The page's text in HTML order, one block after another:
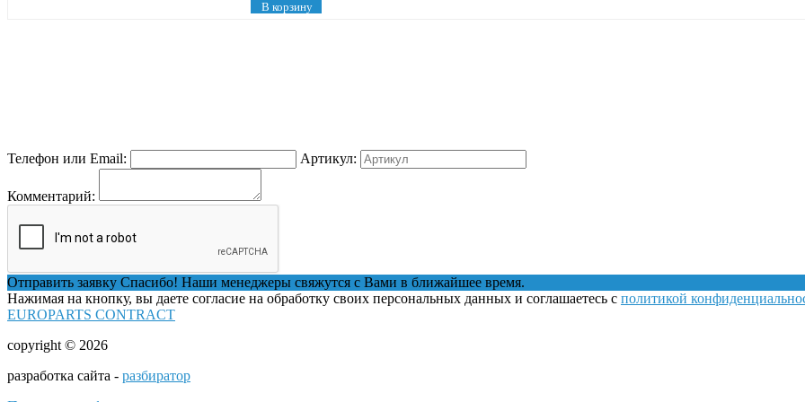
В корзину
Телефон или Email: Артикул:
Комментарий:
Отправить заявку Спасибо! Наши менеджеры свяжутся с Вами в ближайшее время.
Нажимая на кнопку, вы даете согласие на обработку своих персональных данных и соглашаетесь с политикой
EUROPARTS CONTRACT
copyright © 2026
разработка сайта - разбиратор